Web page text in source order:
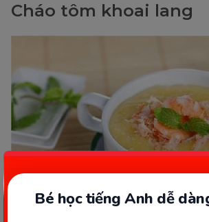
Bé học tiếng Anh dễ
Cháo tôm khoai lang